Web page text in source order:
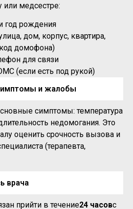
или медсестре:
год рождения
дом, корпус, квартира,
домофона)
для связи
(если есть под рукой)
и жалобы
симптомы: температура
недомогания. Это
оценить срочность вызова и
(терапевта,
врача
прийти в течение24 часовс